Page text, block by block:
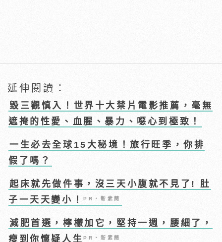
延伸閱讀：
毀三觀慎入！世界十大禁片電影推薦，毫無
遮掩的性愛、血腥、暴力、噁心到極致！
一生必去全球15大秘境！旅行旺季，你排
假了嗎？
起床就先做件事，沒三天小腹就不見了! 肚
子一天天變小！PR・新素簡
減肥首選，檸檬加它，堅持一週，腰細了，
瘦到你懷疑人生PR・新素簡